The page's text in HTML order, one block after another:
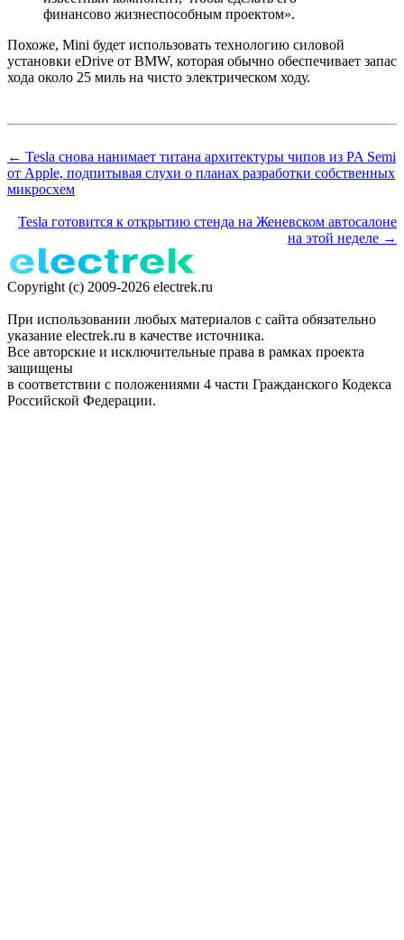
финансово жизнеспособным проектом».
Похоже, Mini будет использовать технологию силовой
установки eDrive от BMW, которая обычно обеспечивает запас
хода около 25 миль на чисто электрическом ходу.
← Tesla снова нанимает титана архитектуры чипов из PA Semi
от Apple, подпитывая слухи о планах разработки собственных
микросхем
Tesla готовится к открытию стенда на Женевском автосалоне
на этой неделе →
Copyright (c) 2009-2026 electrek.ru
При использовании любых материалов с сайта обязательно
указание electrek.ru в качестве источника.
Все авторские и исключительные права в рамках проекта
защищены
в соответствии с положениями 4 части Гражданского Кодекса
Российской Федерации.